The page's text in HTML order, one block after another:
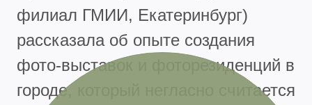
филиал ГМИИ, Екатеринбург)
рассказала об опыте создания
фото-выставок и фоторезиденций в
городе, который негласно считается